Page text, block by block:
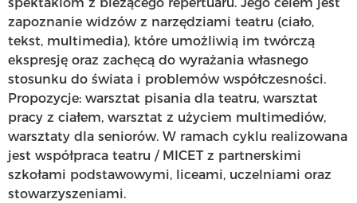
zapoznanie widzów z narzędziami teatru (ciało,
tekst, multimedia), które umożliwią im twórczą
ekspresję oraz zachęcą do wyrażania własnego
stosunku do świata i problemów współczesności.
Propozycje: warsztat pisania dla teatru, warsztat
pracy z ciałem, warsztat z użyciem multimediów,
warsztaty dla seniorów. W ramach cyklu realizowana
jest współpraca teatru / MICET z partnerskimi
szkołami podstawowymi, liceami, uczelniami oraz
stowarzyszeniami.